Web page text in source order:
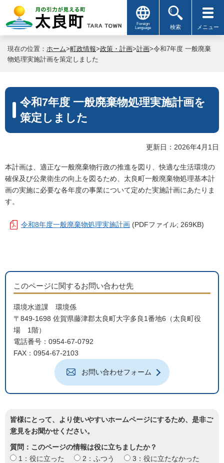
Foreign
Language
検索 メニュー
現在の位置： ホーム>町政情報>政策・計画>計画>令和7年度 一般廃棄
物処理実施計画を策定しました
令和7年度 一般廃棄物処理実施計画を
策定しました
更新日：2026年4月1日
本計画は、適正な一般廃棄物行政の推進を図り、快適な生活環境の
確保及び公衆衛生の向上を図るため、太良町一般廃棄物処理基本計
画の実施に必要な各年度の事業について定めた実施計画にあたりま
す。
令和8年度一般廃棄物処理実施計画 (PDFファイル; 269KB)
このページに関するお問い合わせ先
環境水道課 環境係
〒849-1698 佐賀県藤津郡太良町大字多良1番地6（太良町役
場 1階）
電話番号：0954-67-0792
FAX：0954-67-2103
お問い合わせフォーム
皆様にとって、より使いやすいホームページにするため、是非ご
意見をお聞かせください。
質問：このページの情報は役に立ちましたか？
1：役に立った
2：ふつう
3：役に立たなかった